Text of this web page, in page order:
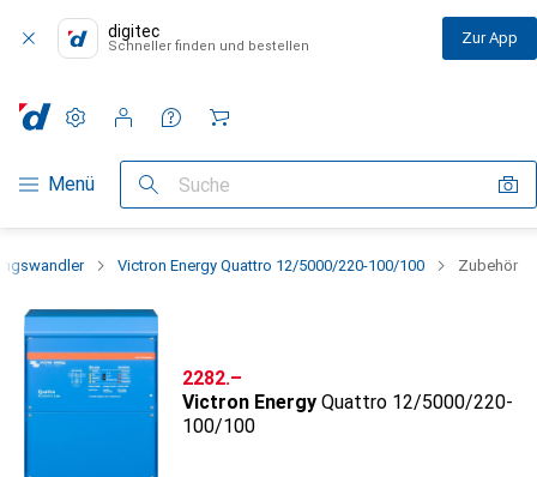
digitec
Schneller finden und bestellen Zur App
Navigation nach Kategorien
Menü Suche
Einstellungen
Kundenkonto
Vergleichslisten
Merklisten
Warenkorb
Victron Energy Quattro 12/5000/220-100/100 Zubehör
CHF
2282.–
Victron Energy Quattro 12/5000/220-
100/100